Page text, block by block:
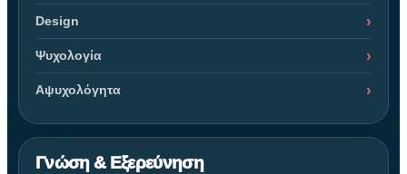
Design
Ψυχολογία
Αψυχολόγητα
Γνώση & Εξερεύνηση